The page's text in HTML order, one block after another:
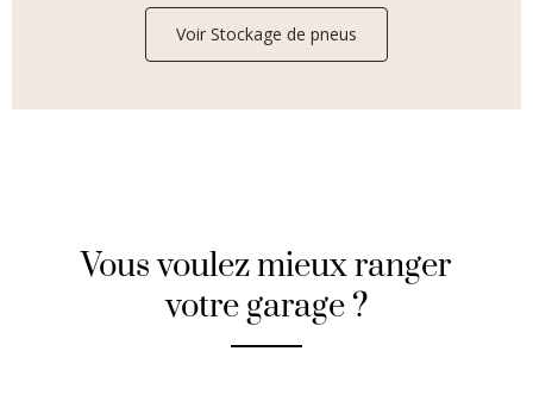
Voir Stockage de pneus
Vous voulez mieux ranger
votre garage ?